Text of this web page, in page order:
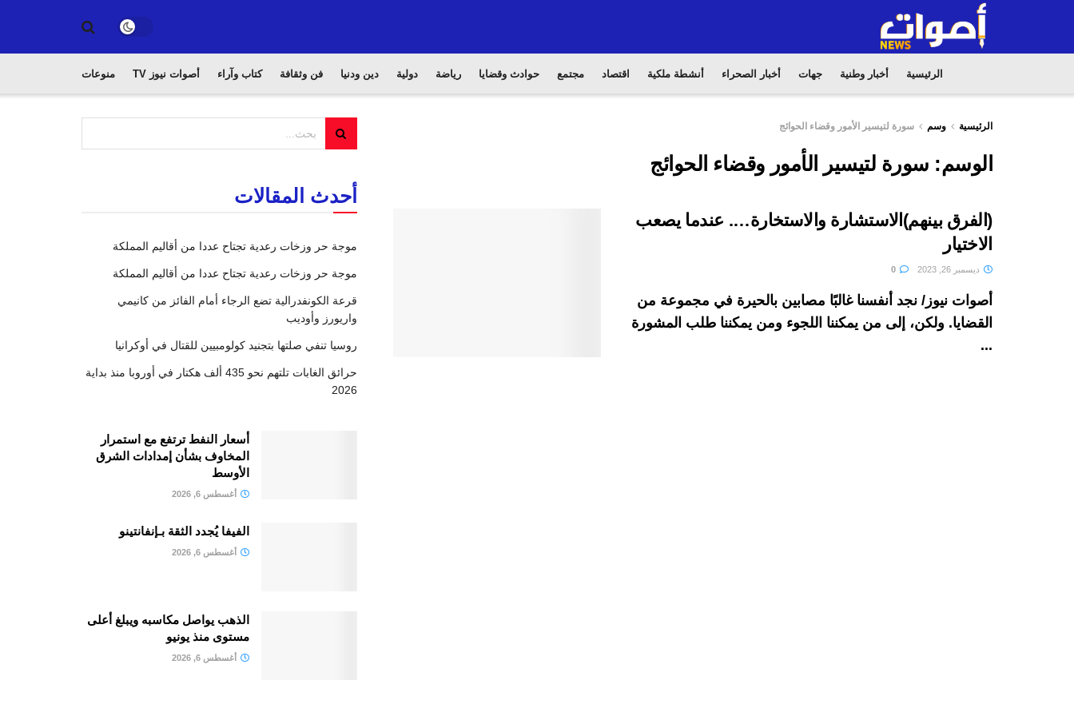
الرئيسية أخبار وطنية جهات أخبار الصحراء أنشطة ملكية اقتصاد مجتمع حوادث وقضايا رياضة دولية دين ودنيا فن وثقافة كتاب وآراء أصوات نيوز TV منوعات
الرئيسية وسم سورة لتيسير الأمور وقضاء الحوائج
الوسم: سورة لتيسير الأمور وقضاء الحوائج
(الفرق بينهم)الاستشارة والاستخارة…. عندما يصعب
الاختيار
ديسمبر 26, 2023
أصوات نيوز/ نجد أنفسنا غالبًا مصابين بالحيرة في مجموعة من
القضايا. ولكن، إلى من يمكننا اللجوء ومن يمكننا طلب المشورة
...
أحدث المقالات
موجة حر وزخات رعدية تجتاح عددا من أقاليم المملكة
موجة حر وزخات رعدية تجتاح عددا من أقاليم المملكة
قرعة الكونفدرالية تضع الرجاء أمام الفائز من كانيمي
واريورز وأوديب
روسيا تنفي صلتها بتجنيد كولومبيين للقتال في أوكرانيا
حرائق الغابات تلتهم نحو 435 ألف هكتار في أوروبا منذ بداية
2026
أسعار النفط ترتفع مع استمرار
المخاوف بشأن إمدادات الشرق
الأوسط
أغسطس 6, 2026
الفيفا يُجدد الثقة بـإنفانتينو
أغسطس 6, 2026
الذهب يواصل مكاسبه ويبلغ أعلى
مستوى منذ يونيو
أغسطس 6, 2026